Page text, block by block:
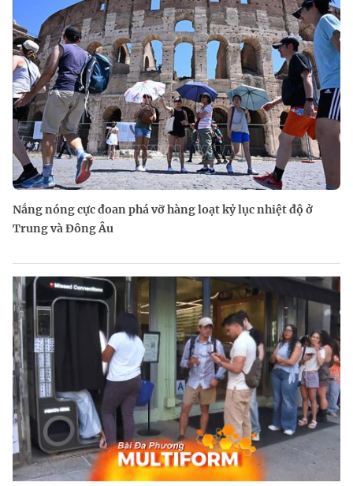
Nắng nóng cực đoan phá vỡ hàng loạt kỷ lục nhiệt độ ở
Trung và Đông Âu